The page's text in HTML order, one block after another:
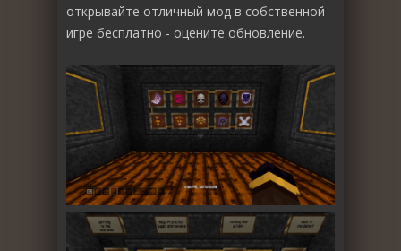
открывайте отличный мод в собственной
игре бесплатно - оцените обновление.